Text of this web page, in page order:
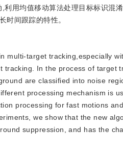
用均值移动算法处理目标标识混
时间跟踪的特性。
multi-target tracking,especially
In the process of target
are classified into noise
processing mechanism is
processing for fast motions
we show that the new
suppression, and has the